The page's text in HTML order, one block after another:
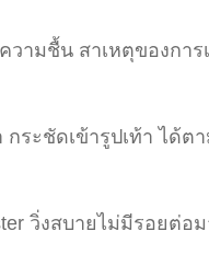
วามชื้น สาเหตุของก
ระชัดเข้ารูปเท้า ได้ต
วิ่งสบายไม่มีรอยต่อม